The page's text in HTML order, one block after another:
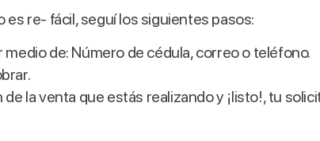
es re- fácil, seguí los siguientes pasos:
medio de: Número de cédula, correo o teléfono.
la venta que estás realizando y ¡listo!, tu